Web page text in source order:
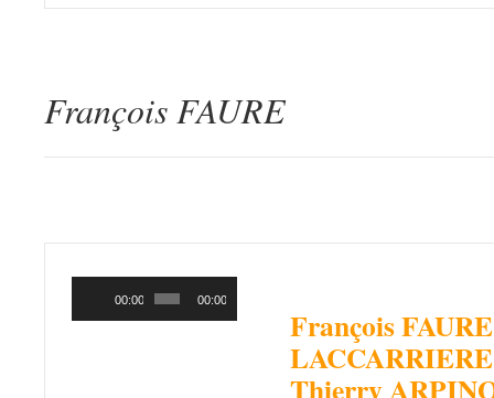
François FAURE
00:00 00:00
François FAURE
LACCARRIERE
Thierry